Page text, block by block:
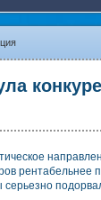
рентабельнее